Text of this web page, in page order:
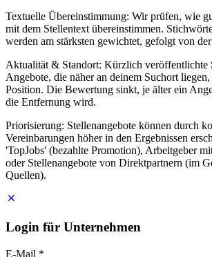
Textuelle Übereinstimmung: Wir prüfen, wie
mit dem Stellentext übereinstimmen.
werden am stärksten gewichtet, gefolgt von
Aktualität & Standort: Kürzlich veröffentlichte
Angebote, die näher an deinem Suchort
Position. Die Bewertung sinkt, je älter ein
die Entfernung wird.
Priorisierung: Stellenangebote können durch
Vereinbarungen höher in den Ergebnissen
'TopJobs' (bezahlte Promotion), Arbeitgeber
oder Stellenangebote von Direktpartnern (im
Quellen).
Login für Unternehmen
E-Mail *